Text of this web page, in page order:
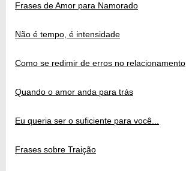
Frases de Amor para Namorado
Não é tempo, é intensidade
Como se redimir de erros no relacionamento
Quando o amor anda para trás
Eu queria ser o suficiente para você...
Frases sobre Traição